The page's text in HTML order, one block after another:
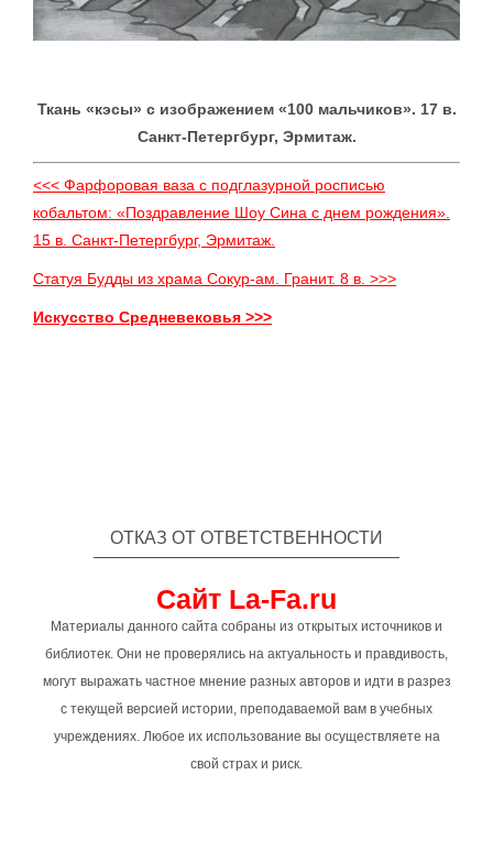
Ткань «кэсы» с изображением «100 мальчиков». 17 в.
Санкт-Петергбург, Эрмитаж.
<<< Фарфоровая ваза с подглазурной росписью
кобальтом: «Поздравление Шоу Сина с днем рождения».
15 в. Санкт-Петергбург, Эрмитаж.
Статуя Будды из храма Сокур-ам. Гранит. 8 в. >>>
Искусство Средневековья >>>
ОТКАЗ ОТ ОТВЕТСТВЕННОСТИ
Сайт La-Fa.ru
Материалы данного сайта собраны из открытых источников и
библиотек. Они не проверялись на актуальность и правдивость,
могут выражать частное мнение разных авторов и идти в разрез
с текущей версией истории, преподаваемой вам в учебных
учреждениях. Любое их использование вы осуществляете на
свой страх и риск.